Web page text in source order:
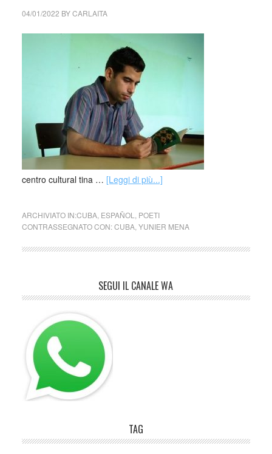
04/01/2022 BYCARLAITA
centro cultural tina … [Leggi di più...]
ARCHIVIATO IN:CUBA, ESPAÑOL
POETI
CONTRASSEGNATO CON:CUBA, YUNIER MENA
SEGUI IL CANALE WA
TAG